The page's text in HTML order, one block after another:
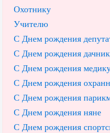
Охотнику
Учителю
С Днем рождения
С Днем рождения
С Днем рождения
С Днем рождения
С Днем рождения
С Днем рождения няне
С Днем рождения